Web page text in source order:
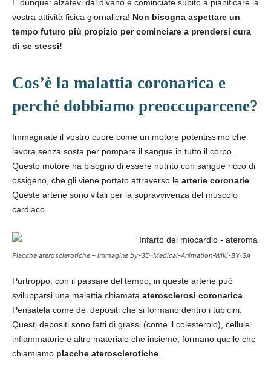
E dunque: alzatevi dal divano e cominciate subito a pianificare la
vostra attività fisica giornaliera! Non bisogna aspettare un
tempo futuro più propizio per cominciare a prendersi cura
di se stessi!
Cos’è la malattia coronarica e
perché dobbiamo preoccuparcene?
Immaginate il vostro cuore come un motore potentissimo che
lavora senza sosta per pompare il sangue in tutto il corpo.
Questo motore ha bisogno di essere nutrito con sangue ricco di
ossigeno, che gli viene portato attraverso le arterie coronarie
Queste arterie sono vitali per la sopravvivenza del muscolo
cardiaco.
Placche aterosclerotiche – immagine by-3D-Medical-Animation-Wiki-BY-SA
Purtroppo, con il passare del tempo, in queste arterie può
svilupparsi una malattia chiamata aterosclerosi coronarica
Pensatela come dei depositi che si formano dentro i tubicini.
Questi depositi sono fatti di grassi (come il colesterolo), cellule
infiammatorie e altro materiale che insieme, formano quelle che
chiamiamo placche aterosclerotiche